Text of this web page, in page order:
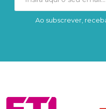
Ao subscrever,